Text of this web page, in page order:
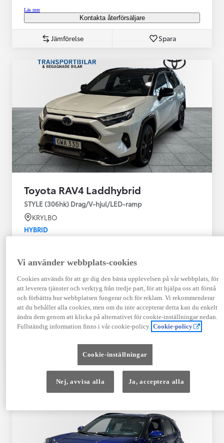
Läs mer
Kontakta återförsäljare
Jämförelse Spara
Toyota RAV4 Laddhybrid
STYLE (306hk) Drag/V-hjul/LED-ramp
KRYLBO
HYBRID
09-2023
Hybrid Bensin
Automat
Visa mer
409 900 kr
Från 4 920 kr/mån
Kontakta återförsäljare
Vi använder webbplats-cookies
Cookies används för att ge dig den bästa upplevelsen på vår webbplats, för
att leverera tjänster och verktyg från tredje part, för att hjälpa oss att förstå
och förbättra hur webbplatsen fungerar och för reklam. Vi rekommenderar
att du behåller alla cookies, men om du inte accepterar detta kan du enkelt
ändra dem genom att klicka på alternativet för cookie-inställningar nedan.
Fullständig information finns i vår cookie-policy. Cookie-policy
Cookie-inställningar
Nej, avvisa alla Ja, acceptera alla